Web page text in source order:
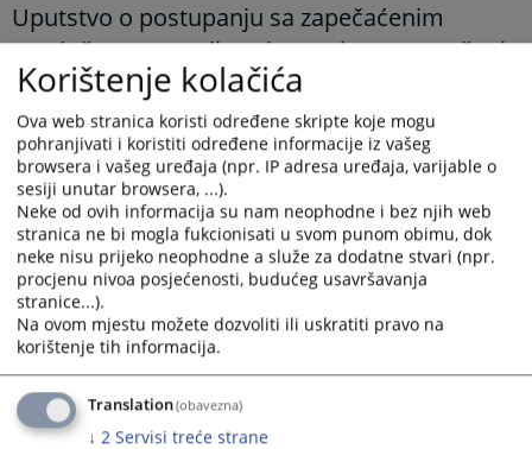
Uputstvo o postupanju sa zapečaćenim
sandučetom za prijavu koruptivnog ponašanja
u Pravosudnoj komisiji Brčko distrikta BiH
Tekst uputstva možete preuzetiOVDJE.
Prikazana vijest je na: Bosanski jezik
57PREGLEDA
Korištenje kolačića
Ova web stranica koristi određene skripte koje mogu
pohranjivati i koristiti određene informacije iz vašeg
browsera i vašeg uređaja (npr. IP adresa uređaja, varijable o
sesiji unutar browsera, ...).
Neke od ovih informacija su nam neophodne i bez njih web
stranica ne bi mogla fukcionisati u svom punom obimu, dok
neke nisu prijeko neophodne a služe za dodatne stvari (npr.
procjenu nivoa posjećenosti, budućeg usavršavanja
stranice...).
Na ovom mjestu možete dozvoliti ili uskratiti pravo na
korištenje tih informacija.
Translation(obavezna)
↓ 2 Servisi treće strane